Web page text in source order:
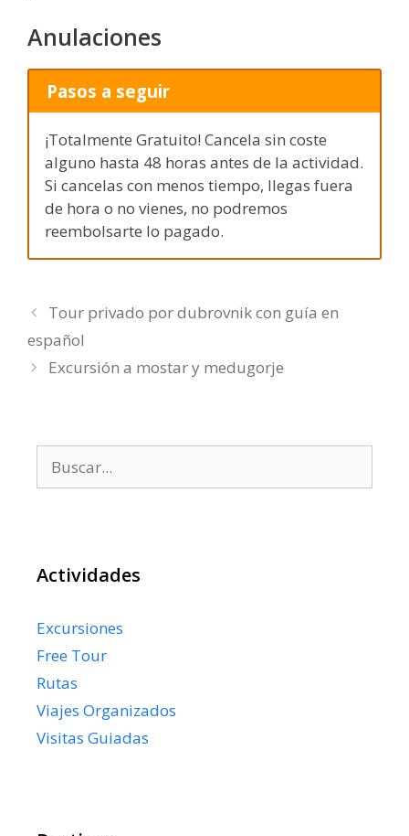
Anulaciones
Pasos a seguir
¡Totalmente Gratuito! Cancela sin coste
alguno hasta 48 horas antes de la actividad.
Si cancelas con menos tiempo, llegas fuera
de hora o no vienes, no podremos
reembolsarte lo pagado.
Tour privado por dubrovnik con guía en
español
Excursión a mostar y medugorje
Actividades
Excursiones
Free Tour
Rutas
Viajes Organizados
Visitas Guiadas